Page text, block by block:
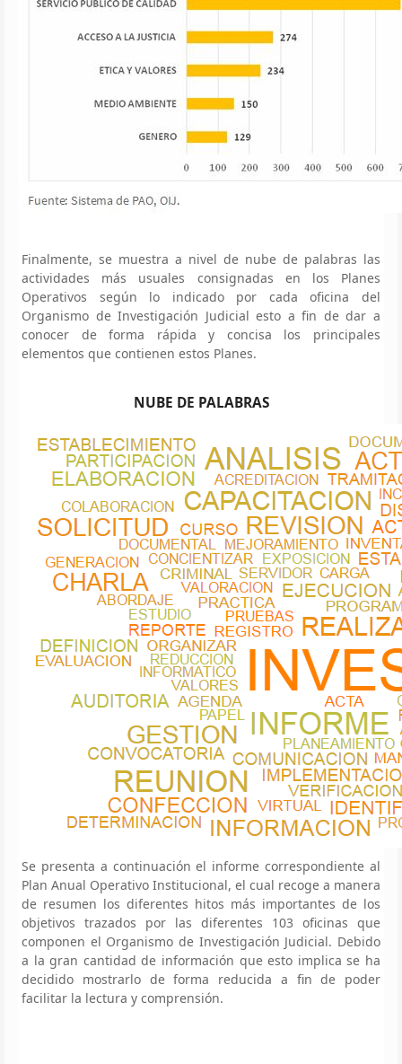
Finalmente, se muestra a nivel de nube de palabras las
actividades más usuales consignadas en los Planes
Operativos según lo indicado por cada oficina del
Organismo de Investigación Judicial esto a fin de dar a
conocer de forma rápida y concisa los principales
elementos que contienen estos Planes.
NUBE DE PALABRAS
Se presenta a continuación el informe correspondiente al
Plan Anual Operativo Institucional, el cual recoge a manera
de resumen los diferentes hitos más importantes de los
objetivos trazados por las diferentes 103 oficinas que
componen el Organismo de Investigación Judicial. Debido
a la gran cantidad de información que esto implica se ha
decidido mostrarlo de forma reducida a fin de poder
facilitar la lectura y comprensión.